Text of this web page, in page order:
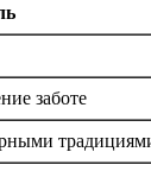
заботе